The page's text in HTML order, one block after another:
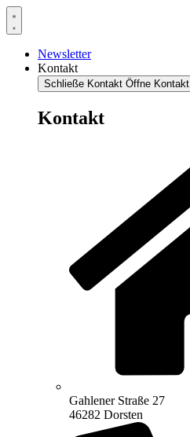
Newsletter
Kontakt
Schließe Kontakt Öffne Kontakt
Kontakt
Gahlener Straße 27
46282 Dorsten